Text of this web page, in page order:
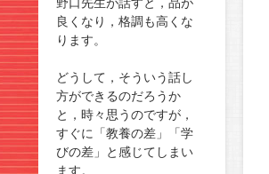
良くなり，格調も高くな
ります。
どうして，そういう話し
方ができるのだろうか
と，時々思うのですが，
すぐに「教養の差」「学
びの差」と感じてしまい
ます。